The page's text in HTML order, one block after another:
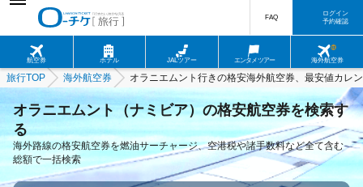
航空券 ホテル JALツアー エンタメツアー 海外航空券
FAQ
ログイン
予約確認
旅行TOP 海外航空券 オラニエムント行きの格安海外航空券、最安値カレ
オラニエムント（ナミビア）の格安航空券を検索す
る
海外路線の格安航空券を燃油サーチャージ、空港税や諸手数料など全て含む
総額で一括検索